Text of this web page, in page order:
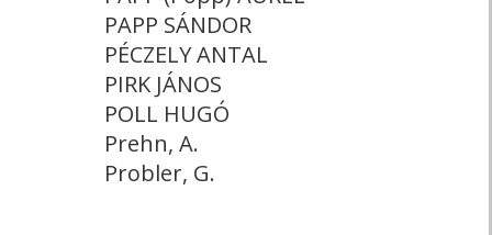
PAPP SÁNDOR
PÉCZELY ANTAL
PIRK JÁNOS
POLL HUGÓ
Prehn, A.
Probler, G.